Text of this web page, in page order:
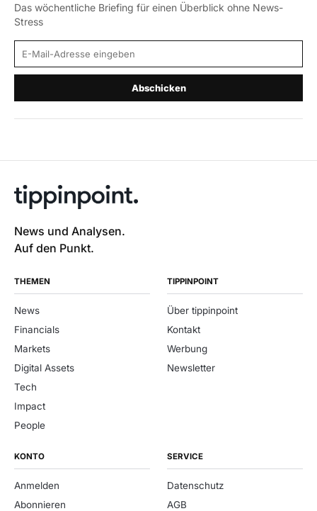
Das wöchentliche Briefing für einen Überblick ohne News-
Stress
E-Mail-Adresse
Abschicken
News und Analysen.
Auf den Punkt.
THEMEN
News
Financials
Markets
Digital Assets
Tech
Impact
People
TIPPINPOINT
Über tippinpoint
Kontakt
Werbung
Newsletter
KONTO
Anmelden
Abonnieren
SERVICE
Datenschutz
AGB